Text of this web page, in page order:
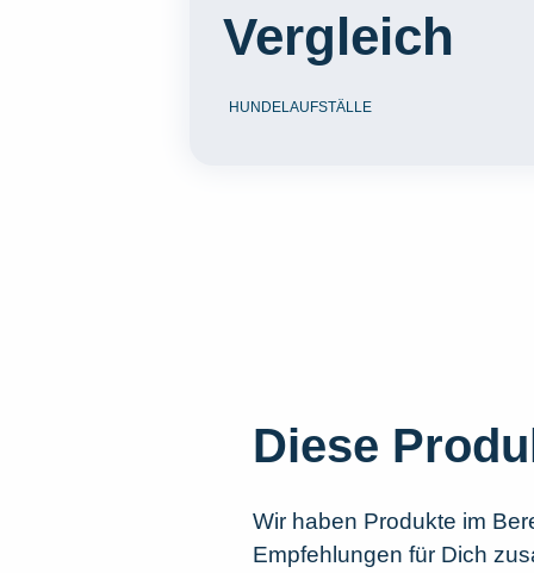
Vergleich
HUNDELAUFSTÄLLE
Diese
Wir haben Produkte im
Empfehlungen für Dich